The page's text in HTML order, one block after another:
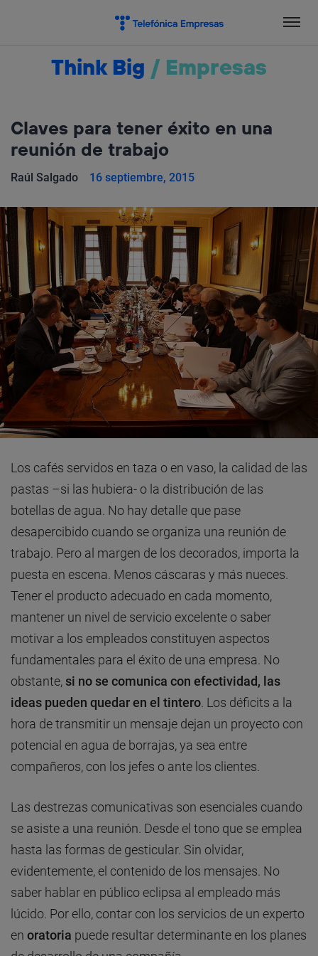
Think Big / Empresas
Claves para tener éxito en una
reunión de trabajo
Raúl Salgado 16 septiembre, 2015
Los cafés servidos en taza o en vaso, la calidad de las
pastas –si las hubiera- o la distribución de las
botellas de agua. No hay detalle que pase
desapercibido cuando se organiza una reunión de
trabajo. Pero al margen de los decorados, importa la
puesta en escena. Menos cáscaras y más nueces.
Tener el producto adecuado en cada momento,
mantener un nivel de servicio excelente o saber
motivar a los empleados constituyen aspectos
fundamentales para el éxito de una empresa. No
obstante,si no se comunica con efectividad, las
ideas pueden quedar en el tintero. Los déficits a la
hora de transmitir un mensaje dejan un proyecto con
potencial en agua de borrajas, ya sea entre
compañeros, con los jefes o ante los clientes.
Las destrezas comunicativas son esenciales cuando
se asiste a una reunión. Desde el tono que se emplea
hasta las formas de gesticular. Sin olvidar,
evidentemente, el contenido de los mensajes. No
saber hablar en público eclipsa al empleado más
lúcido. Por ello, contar con los servicios de un experto
en oratoria puede resultar determinante en los planes